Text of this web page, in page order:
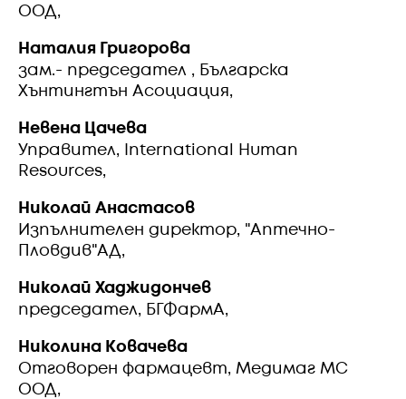
ООД,
Наталия Григорова
зам.- председател , Българска
Хънтингтън Асоциация,
Невена Цачева
Управител, International Human
Resources,
Николай Анастасов
Изпълнителен директор, "Аптечно-
Пловдив"АД,
Николай Хаджидончев
председател, БГФармА,
Николина Ковачева
Отговорен фармацевт, Медимаг МС
ООД,